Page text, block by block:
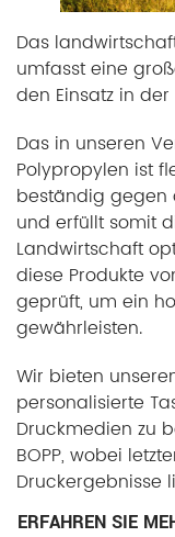
Das
umfasst eine
den Einsatz in
Das in unseren
Polypropylen ist
beständig gegen
und erfüllt somit
Landwirtschaft
diese Produkte
geprüft, um ein
gewährleisten.
Wir bieten
personalisierte
Druckmedien zu
BOPP, wobei
Druckergebnisse
ERFAHREN SIE